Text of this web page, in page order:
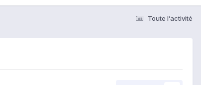
Toute l’activité